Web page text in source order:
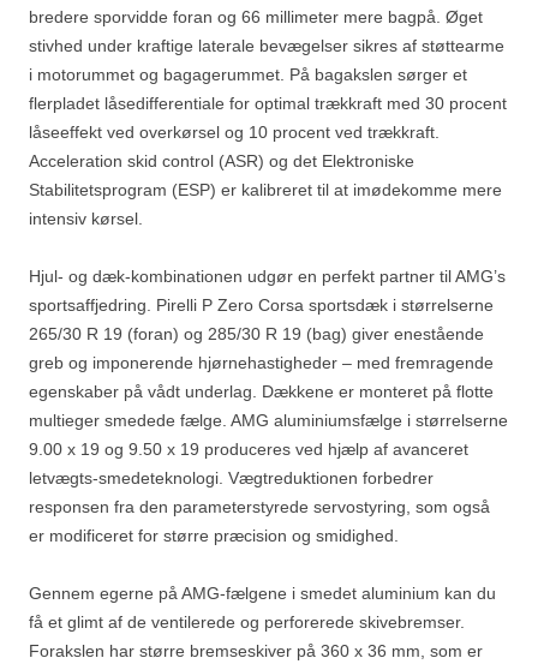
bredere sporvidde foran og 66 millimeter mere bagpå. Øget
stivhed under kraftige laterale bevægelser sikres af støttearme
i motorummet og bagagerummet. På bagakslen sørger et
flerpladet låsedifferentiale for optimal trækkraft med 30 procent
låseeffekt ved overkørsel og 10 procent ved trækkraft.
Acceleration skid control (ASR) og det Elektroniske
Stabilitetsprogram (ESP) er kalibreret til at imødekomme mere
intensiv kørsel.
Hjul- og dæk-kombinationen udgør en perfekt partner til AMG’s
sportsaffjedring. Pirelli P Zero Corsa sportsdæk i størrelserne
265/30 R 19 (foran) og 285/30 R 19 (bag) giver enestående
greb og imponerende hjørnehastigheder – med fremragende
egenskaber på vådt underlag. Dækkene er monteret på flotte
multieger smedede fælge. AMG aluminiumsfælge i størrelserne
9.00 x 19 og 9.50 x 19 produceres ved hjælp af avanceret
letvægts-smedeteknologi. Vægtreduktionen forbedrer
responsen fra den parameterstyrede servostyring, som også
er modificeret for større præcision og smidighed.
Gennem egerne på AMG-fælgene i smedet aluminium kan du
få et glimt af de ventilerede og perforerede skivebremser.
Forakslen har større bremseskiver på 360 x 36 mm, som er